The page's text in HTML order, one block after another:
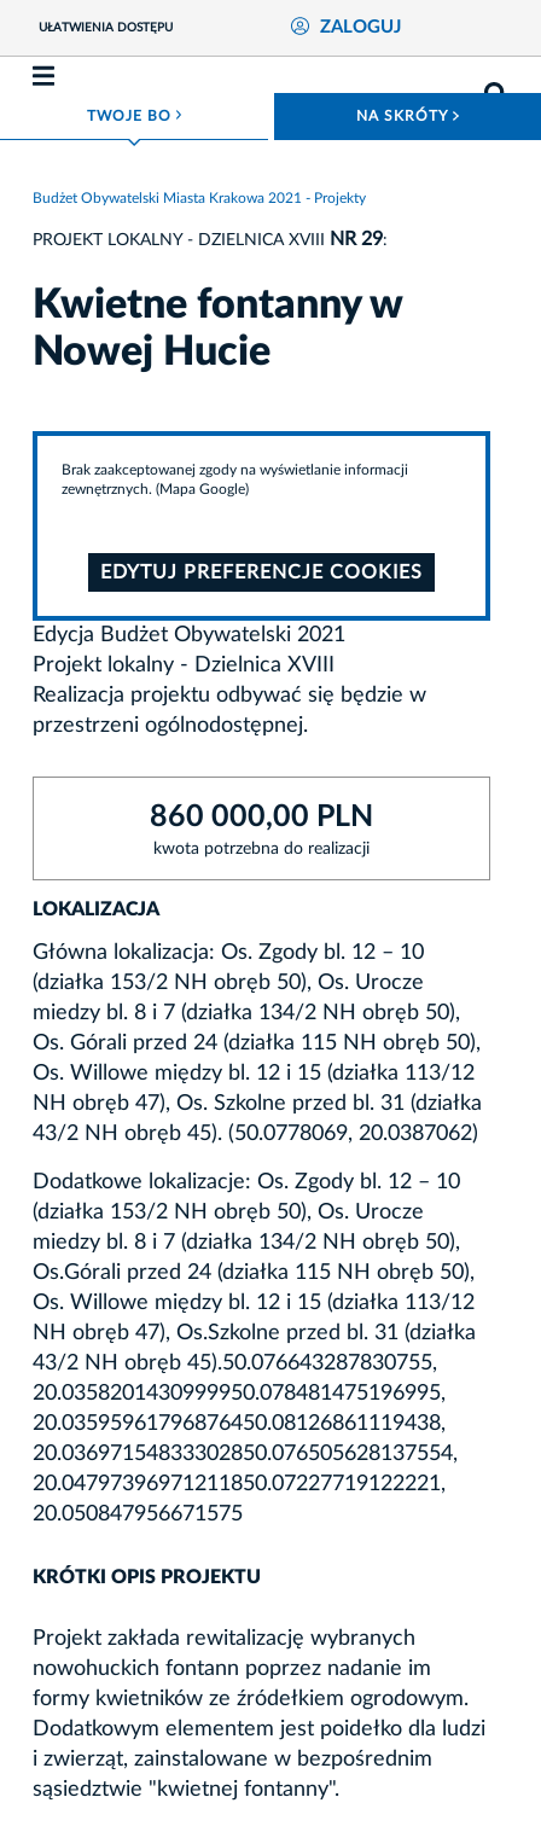
UŁATWIENIA DOSTĘPU ZALOGUJ
TWOJE BO ROZWIŃ MENU NA SKRÓTY
Budżet Obywatelski Miasta Krakowa 2021 - Projekty
PROJEKT LOKALNY - DZIELNICA XVIII NR 29:
Kwietne fontanny w
Nowej Hucie
Brak zaakceptowanej zgody na wyświetlanie informacji
zewnętrznych. (Mapa Google)
EDYTUJ PREFERENCJE COOKIES
Edycja Budżet Obywatelski 2021
Projekt lokalny - Dzielnica XVIII
Realizacja projektu odbywać się będzie w
przestrzeni ogólnodostępnej.
860 000,00 PLN
kwota potrzebna do realizacji
LOKALIZACJA
Główna lokalizacja: Os. Zgody bl. 12 – 10
(działka 153/2 NH obręb 50), Os. Urocze
miedzy bl. 8 i 7 (działka 134/2 NH obręb 50),
Os. Górali przed 24 (działka 115 NH obręb 50),
Os. Willowe między bl. 12 i 15 (działka 113/12
NH obręb 47), Os. Szkolne przed bl. 31 (działka
43/2 NH obręb 45). (50.0778069, 20.0387062)
Dodatkowe lokalizacje: Os. Zgody bl. 12 – 10
(działka 153/2 NH obręb 50), Os. Urocze
miedzy bl. 8 i 7 (działka 134/2 NH obręb 50),
Os.Górali przed 24 (działka 115 NH obręb 50),
Os. Willowe między bl. 12 i 15 (działka 113/12
NH obręb 47), Os.Szkolne przed bl. 31 (działka
43/2 NH obręb 45).50.076643287830755,
20.0358201430999950.078481475196995,
20.03595961796876450.08126861119438,
20.03697154833302850.076505628137554,
20.04797396971211850.07227719122221,
20.050847956671575
KRÓTKI OPIS PROJEKTU
Projekt zakłada rewitalizację wybranych
nowohuckich fontann poprzez nadanie im
formy kwietników ze źródełkiem ogrodowym.
Dodatkowym elementem jest poidełko dla ludzi
i zwierząt, zainstalowane w bezpośrednim
sąsiedztwie "kwietnej fontanny".